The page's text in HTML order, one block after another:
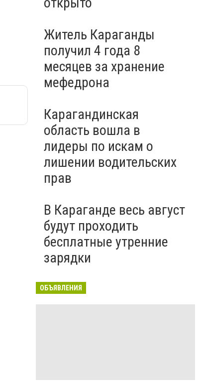
Житель Караганды
получил 4 года 8
месяцев за хранение
мефедрона
Карагандинская
область вошла в
лидеры по искам о
лишении водительских
прав
В Караганде весь август
будут проходить
бесплатные утренние
зарядки
ОБЪЯВЛЕНИЯ